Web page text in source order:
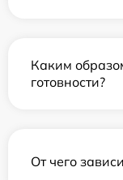
Каким
готовности?
От чего